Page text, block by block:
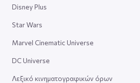
Disney Plus
Star Wars
Marvel Cinematic Universe
DC Universe
Λεξικό κινηματογραφικών όρων